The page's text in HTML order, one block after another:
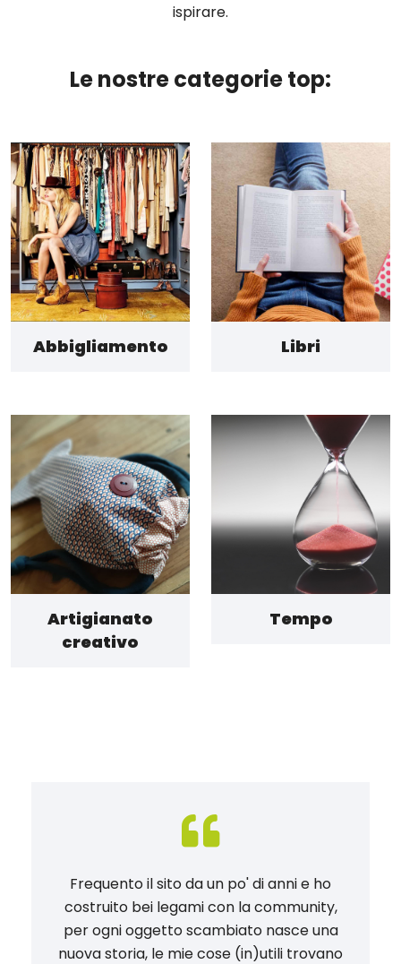
ispirare.
Le nostre categorie top:
Abbigliamento Libri
Artigianato
creativo
Tempo
Frequento il sito da un po' di anni e ho
costruito bei legami con la community,
per ogni oggetto scambiato nasce una
nuova storia, le mie cose (in)utili trovano